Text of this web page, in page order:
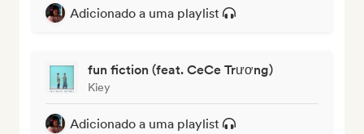
Adicionado a uma playlist
fun fiction (feat. CeCe Trương)
Kiey
Adicionado a uma playlist